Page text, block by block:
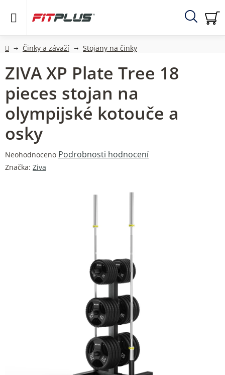
Hledat
DomůČinky a závaží Stojany na činky
ZIVA XP Plate Tree 18
pieces stojan na
olympijské kotouče a
osky
Průměrné
hodnocení
Neohodnoceno Podrobnosti hodnocení
Značka: Ziva